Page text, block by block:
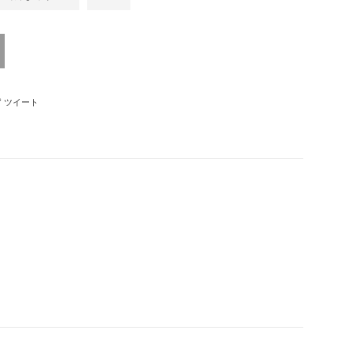
でシェアする
ツイート